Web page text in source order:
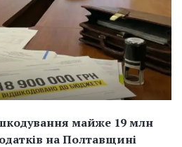
майже 19 млн
на Полтавщині